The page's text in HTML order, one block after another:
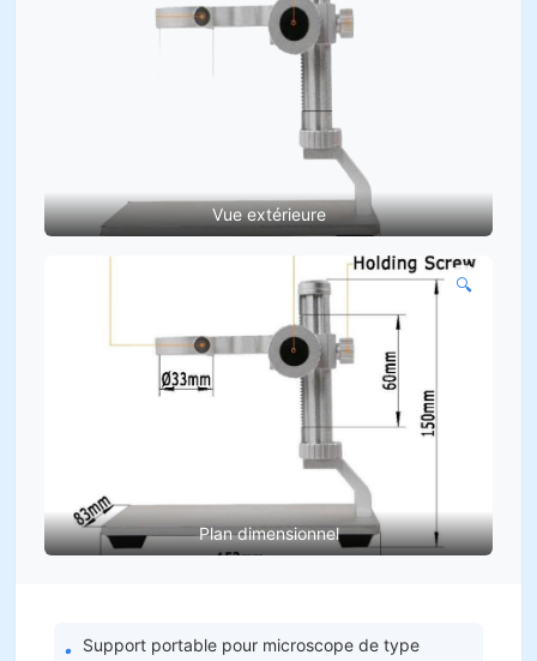
Vue extérieure
Plan dimensionnel
🔍
• Support portable pour microscope de type